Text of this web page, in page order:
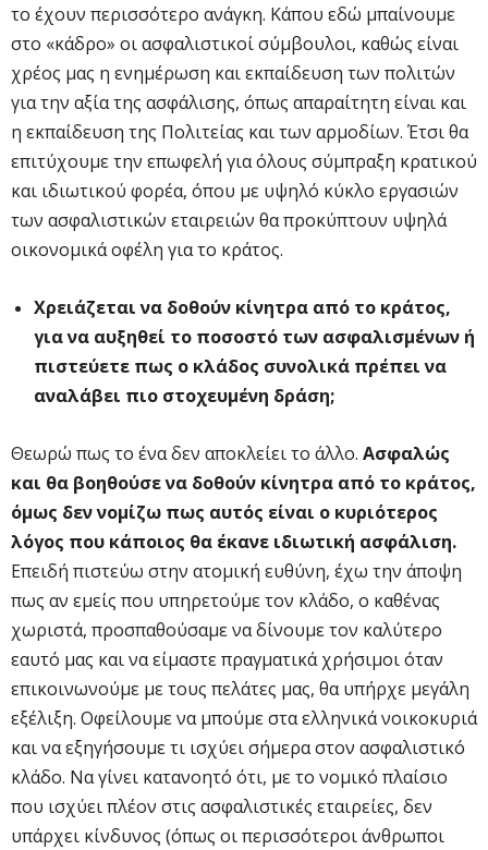
το έχουν περισσότερο ανάγκη. Κάπου εδώ μπαίνουμε
στο «κάδρο» οι ασφαλιστικοί σύμβουλοι, καθώς είναι
χρέος μας η ενημέρωση και εκπαίδευση των πολιτών
για την αξία της ασφάλισης, όπως απαραίτητη είναι και
η εκπαίδευση της Πολιτείας και των αρμοδίων. Έτσι θα
επιτύχουμε την επωφελή για όλους σύμπραξη κρατικού
και ιδιωτικού φορέα, όπου με υψηλό κύκλο εργασιών
των ασφαλιστικών εταιρειών θα προκύπτουν υψηλά
οικονομικά οφέλη για το κράτος.
Χρειάζεται να δοθούν κίνητρα από το κράτος,
για να αυξηθεί το ποσοστό των ασφαλισμένων ή
πιστεύετε πως ο κλάδος συνολικά πρέπει να
αναλάβει πιο στοχευμένη δράση;
Θεωρώ πως το ένα δεν αποκλείει το άλλο. Ασφαλώς
και θα βοηθούσε να δοθούν κίνητρα από το κράτος,
όμως δεν νομίζω πως αυτός είναι ο κυριότερος
λόγος που κάποιος θα έκανε ιδιωτική ασφάλιση.
Επειδή πιστεύω στην ατομική ευθύνη, έχω την άποψη
πως αν εμείς που υπηρετούμε τον κλάδο, ο καθένας
χωριστά, προσπαθούσαμε να δίνουμε τον καλύτερο
εαυτό μας και να είμαστε πραγματικά χρήσιμοι όταν
επικοινωνούμε με τους πελάτες μας, θα υπήρχε μεγάλη
εξέλιξη. Οφείλουμε να μπούμε στα ελληνικά νοικοκυριά
και να εξηγήσουμε τι ισχύει σήμερα στον ασφαλιστικό
κλάδο. Να γίνει κατανοητό ότι, με το νομικό πλαίσιο
που ισχύει πλέον στις ασφαλιστικές εταιρείες, δεν
υπάρχει κίνδυνος (όπως οι περισσότεροι άνθρωποι